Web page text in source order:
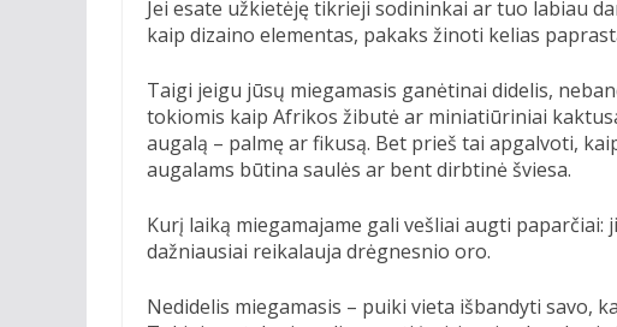
Jei esate užkietėję tikrieji sodininkai ar tuo labiau
kaip dizaino elementas, pakaks žinoti kelias
Taigi jeigu jūsų miegamasis ganėtinai didelis,
tokiomis kaip Afrikos žibutė ar miniatiūriniai
augalą – palmę ar fikusą. Bet prieš tai apgalvoti,
augalams būtina saulės ar bent dirbtinė šviesa.
Kurį laiką miegamajame gali vešliai augti
dažniausiai reikalauja drėgnesnio oro.
Nedidelis miegamasis – puiki vieta išbandyti savo,